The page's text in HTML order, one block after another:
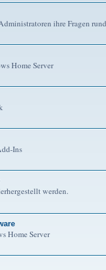
ihre Fragen
Home Server
Ins
werden.
Home Server